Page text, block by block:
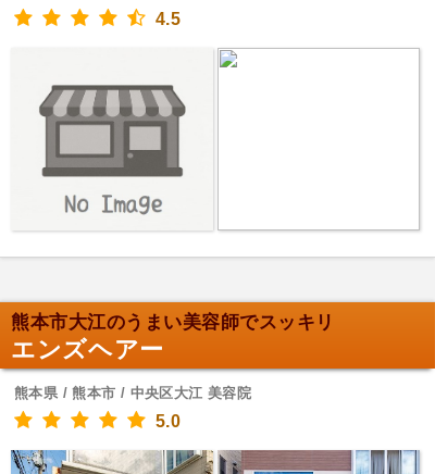
4.5
熊本市大江のうまい美容師でスッキリ
エンズヘアー
熊本県 / 熊本市 / 中央区大江 美容院
5.0